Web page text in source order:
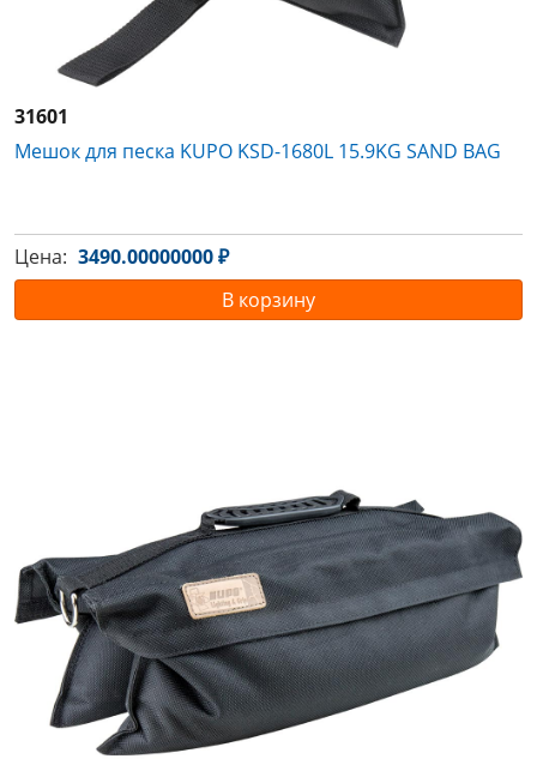
31601
Мешок для песка KUPO KSD-1680L 15.9KG SAND BAG
Цена: 3490.00000000 ₽
В корзину